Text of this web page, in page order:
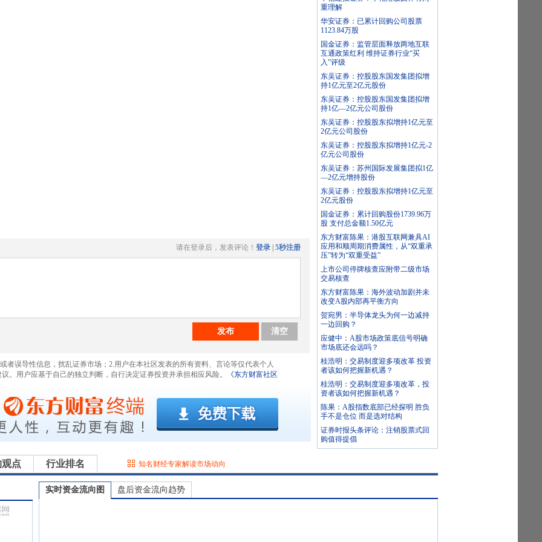
请在登录后，发表评论！ 登录 5秒注册
发布 清空
者误导性信息，扰乱证券市场；2.用户在本社区发表的所有资料、言论等仅代表个人
。用户应基于自己的独立判断，自行决定证券投资并承担相应风险。
《东方财富社区
重理解
华安证券：已累计回购公司股票
1123.84万股
国金证券：监管层面释放两地互联
互通政策红利 维持证券行业“买
入”评级
东吴证券：控股股东国发集团拟增
持1亿元至2亿元股份
东吴证券：控股股东国发集团拟增
持1亿—2亿元公司股份
东吴证券：控股股东拟增持1亿元至
2亿元公司股份
东吴证券：控股股东拟增持1亿元-2
亿元公司股份
东吴证券：苏州国际发展集团拟1亿
—2亿元增持股份
东吴证券：控股股东拟增持1亿元至
2亿元股份
国金证券：累计回购股份1739.96万
股 支付总金额1.50亿元
东方财富陈果：港股互联网兼具AI
应用和顺周期消费属性，从“双重承
压”转为“双重受益”
上市公司停牌核查应附带二级市场
交易核查
东方财富陈果：海外波动加剧并未
改变A股内部再平衡方向
贺宛男：半导体龙头为何一边减持
一边回购？
应健中：A股市场政策底信号明确
市场底还会远吗？
桂浩明：交易制度迎多项改革 投资
者该如何把握新机遇？
桂浩明：交易制度迎多项改革，投
资者该如何把握新机遇？
陈果：A股指数底部已经探明 胜负
手不是仓位 而是选对结构
证券时报头条评论：注销股票式回
购值得提倡
点 行业排名 知名财经专家解读市场动向
实时资金流向图 盘后资金流向趋势